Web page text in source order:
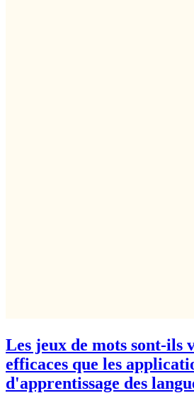
Les jeux de mots sont-ils
efficaces que les
d'apprentissage des